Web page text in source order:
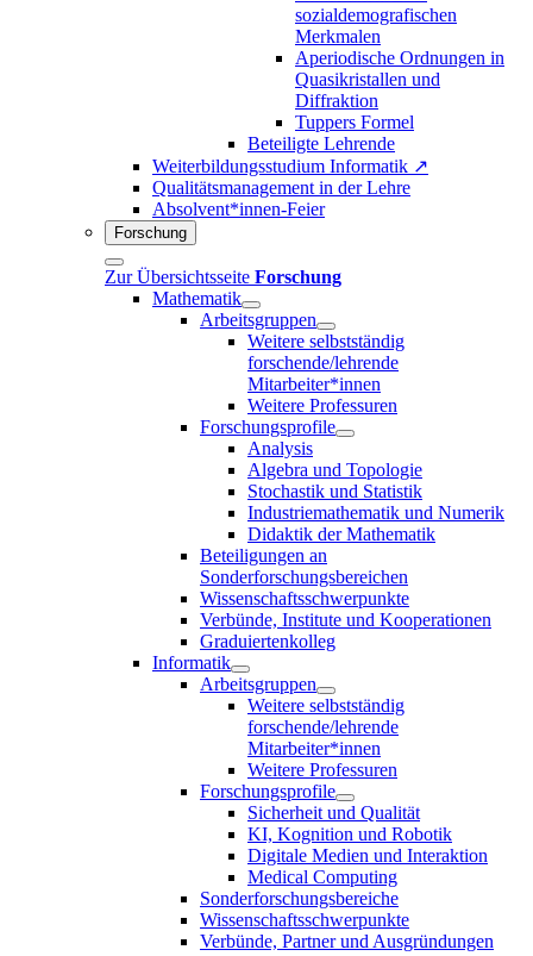
sozialdemografischen
Merkmalen
Aperiodische Ordnungen in
Quasikristallen und
Diffraktion
Tuppers Formel
Beteiligte Lehrende
Weiterbildungsstudium Informatik ↗
Qualitätsmanagement in der Lehre
Absolvent*innen-Feier
Forschung
Zur Übersichtsseite Forschung
Mathematik
Arbeitsgruppen
Weitere selbstständig
forschende/lehrende
Mitarbeiter*innen
Weitere Professuren
Forschungsprofile
Analysis
Algebra und Topologie
Stochastik und Statistik
Industriemathematik und Numerik
Didaktik der Mathematik
Beteiligungen an
Sonderforschungsbereichen
Wissenschaftsschwerpunkte
Verbünde, Institute und Kooperationen
Graduiertenkolleg
Informatik
Arbeitsgruppen
Weitere selbstständig
forschende/lehrende
Mitarbeiter*innen
Weitere Professuren
Forschungsprofile
Sicherheit und Qualität
KI, Kognition und Robotik
Digitale Medien und Interaktion
Medical Computing
Sonderforschungsbereiche
Wissenschaftsschwerpunkte
Verbünde, Partner und Ausgründungen